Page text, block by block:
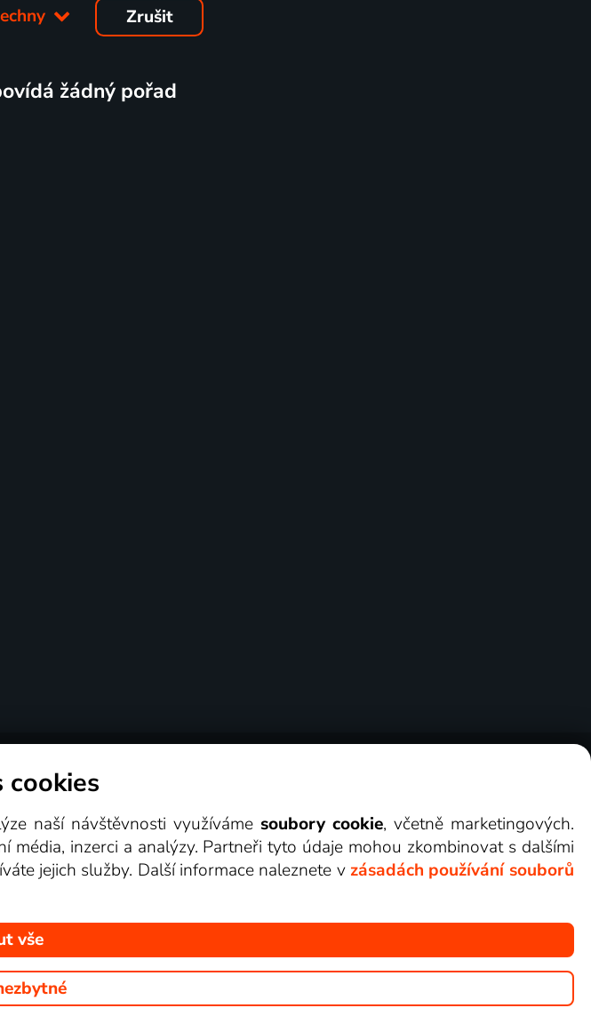
Zrušit
žádný pořad
cookies
naší návštěvnosti využívámesoubory cookie, včetně marketingových.
inzerci a analýzy. Partneři tyto údaje mohou zkombinovat s dalšími
jejich služby. Další informace naleznete v zásadách používání souborů
vše